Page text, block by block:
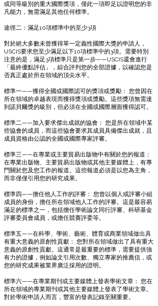
或同等級別的重大國際獎項，僅此一項即足以證明您的非
凡能力，無需滿足其他任何標準。
途徑二：滿足10項標準中的至少3項
對於絕大多數未曾獲得單一定義性國際大獎的申請人，
USCIS要求您至少滿足以下10項標準中的3項。需要特別
注意的是，滿足3項標準只是第一步——USCIS還會進行
「最終優點評估」，綜合評判您的全部證據，以確認您是
否真正處於所在領域的頂尖水平。
標準一——獲得全國或國際認可的獎項或獎勵： 您曾因在
所在領域的卓越表現而獲得獎項或獎勵。這些獎項無需達
到諾貝爾獎的級別，但必須在全國或國際層面獲得認可。
標準二——加入要求傑出成就的協會： 您是所在領域中某
些協會的成員，而這些協會要求其成員具備傑出成就，且
成員資格由公認的全國或國際專家評審。
標準三——在專業或主要貿易出版物中有關於您的報道：
在專業出版物、主要貿易出版物或其他主要媒體上，有專
門關於您及您工作的報道。這些報道必須是以您為主角，
而非僅僅引用您的研究成果。
標準四——擔任他人工作的評審： 您曾以個人或評審小組
成員的身份，擔任所在領域他人工作的評審。這是最容易
滿足的標準之一，包括擔任學術論文同行評審、科研基金
評審委員會成員，或擔任競賽評委等。
標準五——在科學、學術、藝術、體育或商業領域做出具
有重大意義的原創性貢獻： 您對所在領域做出了具有重大
意義的原創性貢獻。這通常是最重要的標準，需要提供強
有力的證據，例如論文引用次數、獨立專家的推薦信，或
您的研究成果被業界廣泛採用的證明。
標準六——在專業期刊或主要媒體上發表學術文章： 您在
所在領域的專業期刊或其他主要媒體上發表了學術文章。
對於學術申請人而言，豐富的發表記錄至關重要。